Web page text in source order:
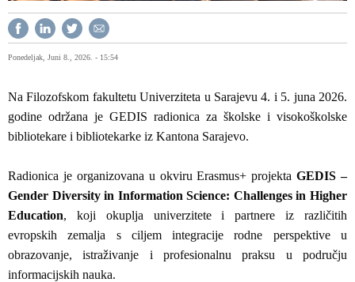
Ponedeljak, Juni 8., 2026. - 15:54
Na Filozofskom fakultetu Univerziteta u Sarajevu 4. i 5. juna 2026.
godine održana je GEDIS radionica za školske i visokoškolske
bibliotekare i bibliotekarke iz Kantona Sarajevo.
Radionica je organizovana u okviru Erasmus+ projektaGEDIS –
Gender Diversity in Information Science: Challenges in Higher
Education, koji okuplja univerzitete i partnere iz različitih
evropskih zemalja s ciljem integracije rodne perspektive u
obrazovanje, istraživanje i profesionalnu praksu u području
informacijskih nauka.